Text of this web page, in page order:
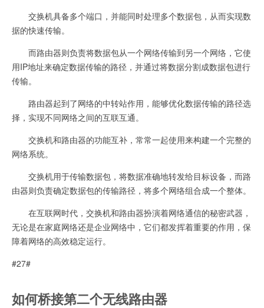
交换机具备多个端口，并能同时处理多个数据包，从而实现数
据的快速传输。
而路由器则负责将数据包从一个网络传输到另一个网络，它使
用IP地址来确定数据传输的路径，并通过将数据分割成数据包进行
传输。
路由器起到了网络的中转站作用，能够优化数据传输的路径选
择，实现不同网络之间的互联互通。
交换机和路由器的功能互补，常常一起使用来构建一个完整的
网络系统。
交换机用于传输数据包，将数据准确地转发给目标设备，而路
由器则负责确定数据包的传输路径，将多个网络组合成一个整体。
在互联网时代，交换机和路由器扮演着网络通信的秘密武器，
无论是在家庭网络还是企业网络中，它们都发挥着重要的作用，保
障着网络的高效稳定运行。
#27#
如何桥接第二个无线路由器